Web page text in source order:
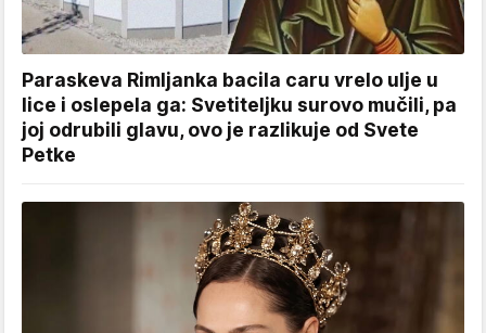
Paraskeva Rimljanka bacila caru vrelo ulje u
lice i oslepela ga: Svetiteljku surovo mučili, pa
joj odrubili glavu, ovo je razlikuje od Svete
Petke